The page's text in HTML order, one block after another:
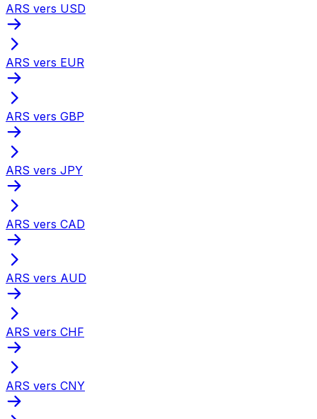
ARS vers USD
ARS vers EUR
ARS vers GBP
ARS vers JPY
ARS vers CAD
ARS vers AUD
ARS vers CHF
ARS vers CNY